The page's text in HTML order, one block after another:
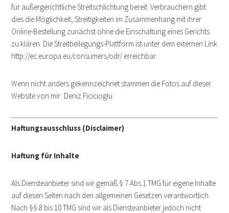
für außergerichtliche Streitschlichtung bereit. Verbrauchern gibt
dies die Möglichkeit, Streitigkeiten im Zusammenhang mit ihrer
Online-Bestellung zunächst ohne die Einschaltung eines Gerichts
zu klären. Die Streitbeilegungs-Plattform ist unter dem externen Link
http://ec.europa.eu/consumers/odr/ erreichbar.
Wenn nicht anders gekennzeichnet stammen die Fotos auf dieser
Website von mir: Deniz Ficicioglu
Haftungsausschluss (Disclaimer)
Haftung für Inhalte
Als Diensteanbieter sind wir gemäß § 7 Abs.1 TMG für eigene Inhalte
auf diesen Seiten nach den allgemeinen Gesetzen verantwortlich.
Nach §§ 8 bis 10 TMG sind wir als Diensteanbieter jedoch nicht